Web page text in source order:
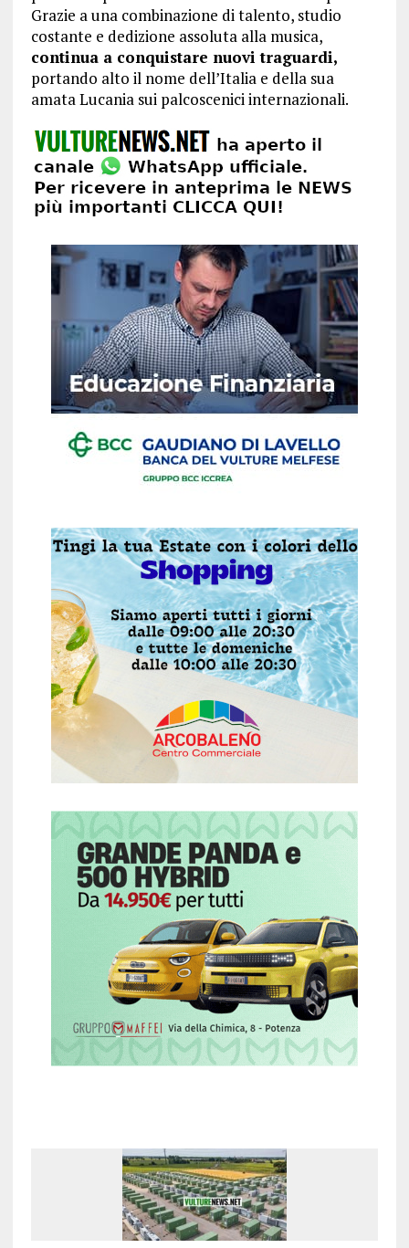
Grazie a una combinazione di talento, studio
costante e dedizione assoluta alla musica,
continua a conquistare nuovi traguardi,
portando alto il nome dell’Italia e della sua
amata Lucania sui palcoscenici internazionali.